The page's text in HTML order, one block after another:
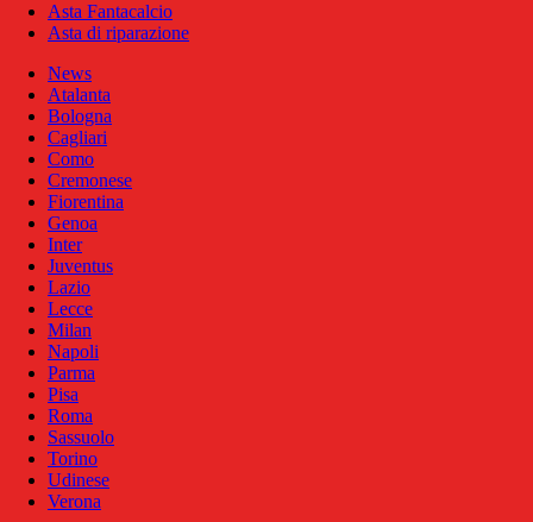
Asta Fantacalcio
Asta di riparazione
News
Atalanta
Bologna
Cagliari
Como
Cremonese
Fiorentina
Genoa
Inter
Juventus
Lazio
Lecce
Milan
Napoli
Parma
Pisa
Roma
Sassuolo
Torino
Udinese
Verona